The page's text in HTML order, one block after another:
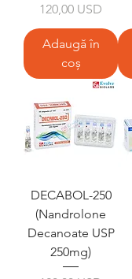
Preț
120,00 USD
Adaugă în
coș
DECABOL-250
(Nandrolone
Decanoate USP
250mg)